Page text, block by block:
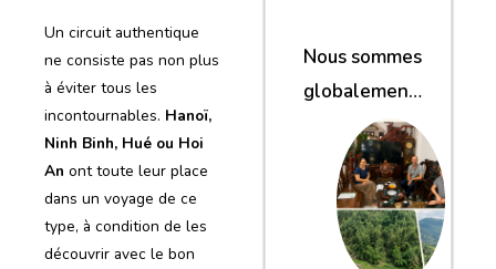
Un circuit authentique
ne consiste pas non plus
à éviter tous les
incontournables. Hanoï,
Ninh Binh, Hué ou Hoi
An ont toute leur place
dans un voyage de ce
type, à condition de les
découvrir avec le bon
Nous sommes
globalement
satisfaits du
voyage